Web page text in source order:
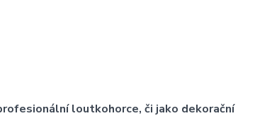
loutkohorce, či jako dekorační